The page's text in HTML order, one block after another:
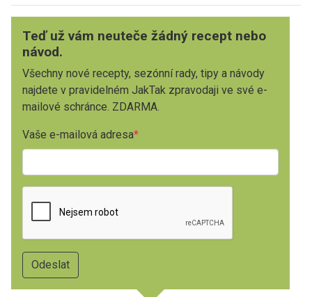
Teď už vám neuteče žádný recept nebo
návod.
Všechny nové recepty, sezónní rady, tipy a návody
najdete v pravidelném JakTak zpravodaji ve své e-
mailové schránce. ZDARMA.
Vaše e-mailová adresa